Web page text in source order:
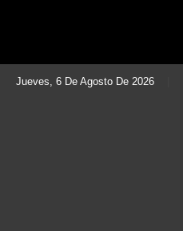
Jueves, 6 De Agosto De 2026